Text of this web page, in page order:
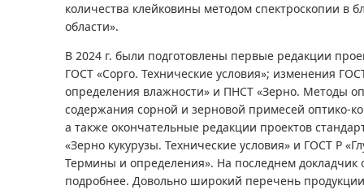
количества клейковины методом спектроскопии в
области».
В 2024 г. были подготовлены первые редакции
ГОСТ «Сорго. Технические условия»; изменения
определения влажности» и ПНСТ «Зерно. Методы
содержания сорной и зерновой примесей оптико-
а также окончательные редакции проектов
«Зерно кукурузы. Технические условия» и ГОСТ Р
Термины и определения». На последнем докладчик
подробнее. Довольно широкий перечень